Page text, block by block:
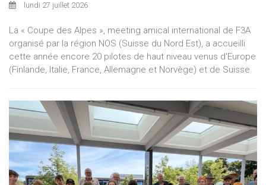
lundi 27 juillet 2026
La « Coupe des Alpes », meeting amical international de F3A
organisé par la région NOS (Suisse du Nord Est), a accueilli
cette année encore 20 pilotes de haut niveau venus d'Europe
(Finlande, Italie, France, Allemagne et Norvège) et de Suisse.